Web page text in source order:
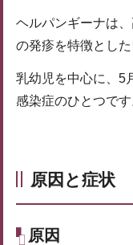
ヘルパンギーナは
の発疹を特徴とし
乳幼児を中心に、5
感染症のひとつです
原因と症状
原因